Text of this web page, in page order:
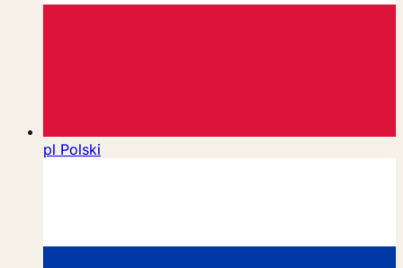
pl Polski